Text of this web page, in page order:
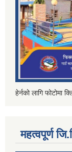
हेर्नको लागि फोटोमा
महत्वपूर्ण